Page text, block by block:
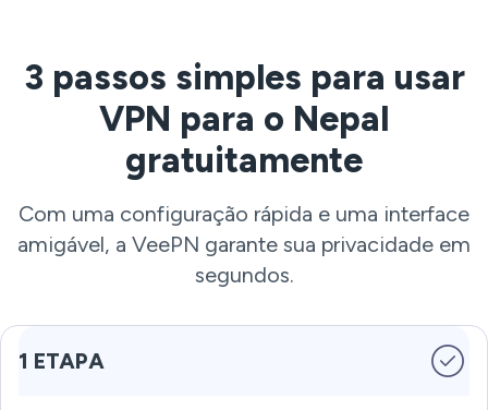
3 passos simples para usar
VPN para o Nepal
gratuitamente
Com uma configuração rápida e uma interface
amigável, a VeePN garante sua privacidade em
segundos.
1 ETAPA